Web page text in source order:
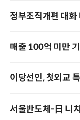
정부조직개편 대화
매출 100억 미만
이당선인, 첫외교
서울반도체­-日 니